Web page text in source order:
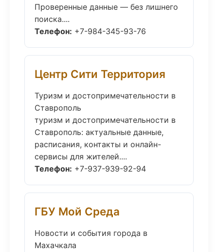
Проверенные данные — без лишнего
поиска....
Телефон: +7-984-345-93-76
Центр Сити Территория
Туризм и достопримечательности в
Ставрополь
туризм и достопримечательности в
Ставрополь: актуальные данные,
расписания, контакты и онлайн-
сервисы для жителей....
Телефон: +7-937-939-92-94
ГБУ Мой Среда
Новости и события города в
Махачкала